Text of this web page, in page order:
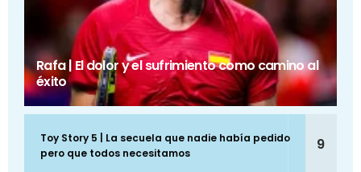
Rafa | El dolor y el sufrimiento como camino al
éxito
Toy Story 5 | La secuela que nadie había pedido
pero que todos necesitamos
9